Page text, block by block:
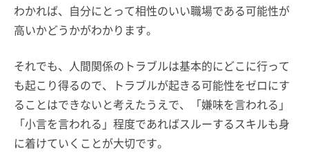
わかれば、自分にとって相性のいい職場である可能性が
高いかどうかがわかります。
それでも、人間関係のトラブルは基本的にどこに行って
も起こり得るので、トラブルが起きる可能性をゼロにす
ることはできないと考えたうえで、「嫌味を言われる」
「小言を言われる」程度であればスルーするスキルも身
に着けていくことが大切です。